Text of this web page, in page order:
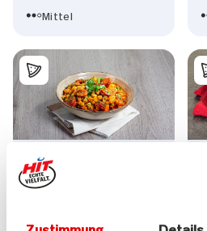
Mittel
Spanischer
Kichererbseneintopf